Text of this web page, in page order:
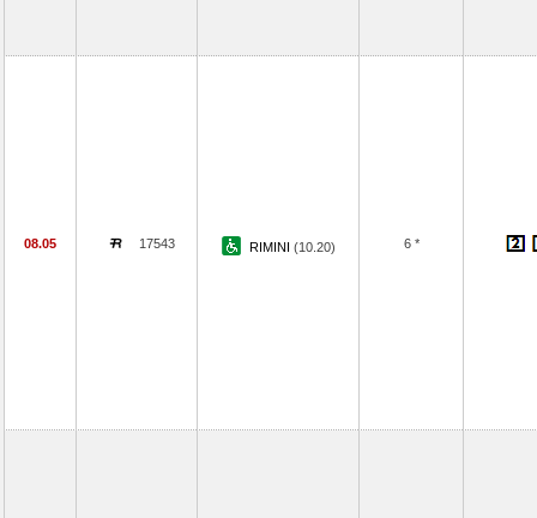
08.05 17543 RIMINI (10.20) 6 *